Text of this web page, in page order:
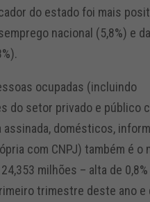
do estado foi mais
nacional (5,8%) e
ocupadas (incluindo
do setor privado e público
assinada, domésticos,
com CNPJ) também é o
milhões – alta de 0,8%
trimestre deste ano e